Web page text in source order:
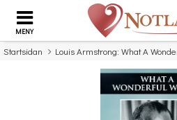
MENY
Startsidan Louis Armstrong: What A
Missa inte